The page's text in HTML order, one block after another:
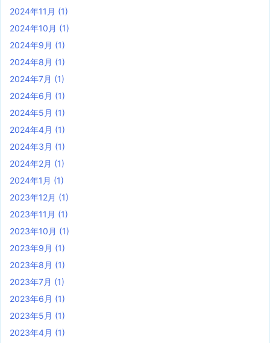
2024年11月 (1)
2024年10月 (1)
2024年9月 (1)
2024年8月 (1)
2024年7月 (1)
2024年6月 (1)
2024年5月 (1)
2024年4月 (1)
2024年3月 (1)
2024年2月 (1)
2024年1月 (1)
2023年12月 (1)
2023年11月 (1)
2023年10月 (1)
2023年9月 (1)
2023年8月 (1)
2023年7月 (1)
2023年6月 (1)
2023年5月 (1)
2023年4月 (1)